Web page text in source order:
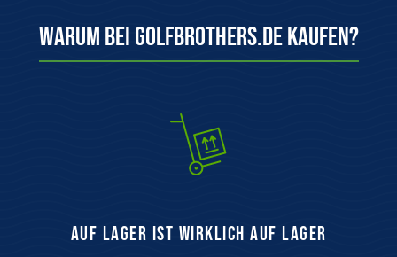
Warum bei Golfbrothers.de kaufen?
auf Lager ist wirklich auf Lager